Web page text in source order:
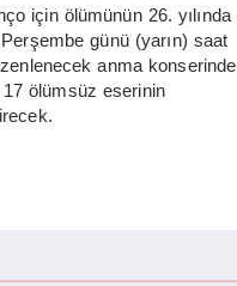
için ölümünün 26. yılında
günü (yarın) saat
anma konserinde
17 ölümsüz eserinin